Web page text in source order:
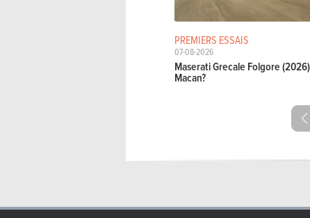
PREMIERS ESSAIS
07-08-2026
Maserati Grecale Folgore
Macan?